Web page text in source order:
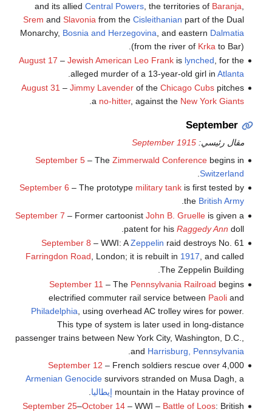
and its allied Central Powers, the territories of Baranja
Srem and Slavonia from the Cisleithanian part of the Dual
Monarchy, Bosnia and Herzegovina , and eastern Dalmatia
(from the river of Krka to Bar).
August 17 – Jewish American Leo Frankis lynched , for the
alleged murder of a 13-year-old girl in Atlanta
August 31 – Jimmy Lavenderof the Chicago Cubspitches
a no-hitter, against the New York Giants
.
September
مقال رئيسي:September 1915
September 5– The Zimmerwald Conferencebegins in
Switzerland
September 6 – The prototype military tankis first tested by
the British Army
.
September 7 – Former cartoonist John B. Gruelleis given a
patent for his Raggedy Ann doll.
September 8 – WWI: AZeppelin raid destroys No. 61
Farringdon Road, London; it is rebuilt in 1917, and called
The Zeppelin Building.
September 11 – The Pennsylvania Railroad begins
electrified commuter rail service between Paoliand
Philadelphia , using overhead AC trolley wires for power.
This type of system is later used in long-distance
passenger trains between New York City, Washington, D.C.,
and Harrisburg, Pennsylvania
September 12 – French soldiers rescue over 4,000
Armenian Genocidesurvivors stranded on Musa Dagh, a
mountain in the Hatay province of إيطاليا
September 25–October 14– WWI – Battle of Loos: British